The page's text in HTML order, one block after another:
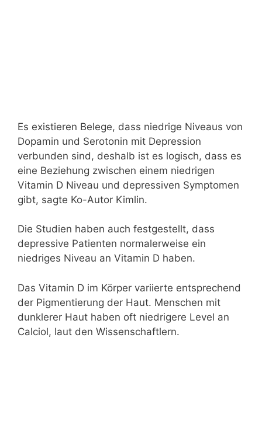
Es existieren Belege, dass niedrige Niveaus von
Dopamin und Serotonin mit Depression
verbunden sind, deshalb ist es logisch, dass es
eine Beziehung zwischen einem niedrigen
Vitamin D Niveau und depressiven Symptomen
gibt, sagte Ko-Autor Kimlin.
Die Studien haben auch festgestellt, dass
depressive Patienten normalerweise ein
niedriges Niveau an Vitamin D haben.
Das Vitamin D im Körper variierte entsprechend
der Pigmentierung der Haut. Menschen mit
dunklerer Haut haben oft niedrigere Level an
Calciol, laut den Wissenschaftlern.